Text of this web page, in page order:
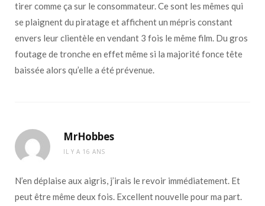
tirer comme ça sur le consommateur. Ce sont les mêmes qui
se plaignent du piratage et affichent un mépris constant
envers leur clientèle en vendant 3 fois le même film. Du gros
foutage de tronche en effet même si la majorité fonce tête
baissée alors qu’elle a été prévenue.
MrHobbes
IL Y A 16 ANS
N’en déplaise aux aigris, j’irais le revoir immédiatement. Et
peut être même deux fois. Excellent nouvelle pour ma part.